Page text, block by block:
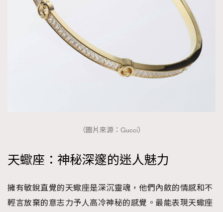
（圖片來源：Gucci）
天蠍座：神秘深邃的迷人魅力
擁有敏銳直覺的天蠍座是深沉靈魂，他們內斂的情感和不
輕言放棄的意志力予人高冷神秘的感覺。最能表現天蠍座